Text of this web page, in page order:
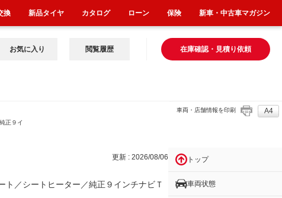
在庫確認・見積り依頼
お気に入り 閲覧履歴
正９イ
車両・店舗情報を印刷 A4
更新 : 2026/08/06
／シートヒーター／純正９インチナビＴ
トップ
車両状態
換 新品タイヤ カタログ ローン 保険 新車・中古車マガジン